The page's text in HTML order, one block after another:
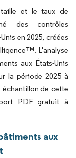
et le taux de
des contrôles
en 2025, créées
L'analyse
aux États-Unis
la période 2025 à
de cette
PDF gratuit à
aux